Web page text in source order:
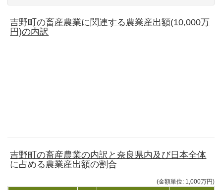
吉野町の畜産農業に関連する農業産出額(10,000万
円)の内訳
吉野町の畜産農業の内訳と奈良県内及び日本全体
に占める農業産出額の割合
(金額単位: 1,000万円)